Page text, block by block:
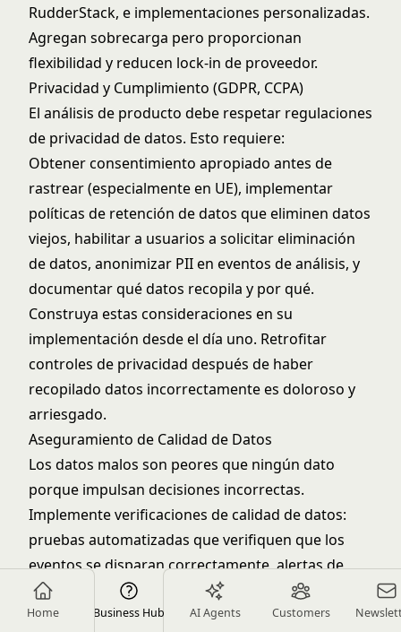
Home Business Hub AI Agents Customers
RudderStack, e implementaciones personalizadas.
Agregan sobrecarga pero proporcionan
flexibilidad y reducen lock-in de proveedor.
Privacidad y Cumplimiento (GDPR, CCPA)
El análisis de producto debe respetar regulaciones
de privacidad de datos. Esto requiere:
Obtener consentimiento apropiado antes de
rastrear (especialmente en UE), implementar
políticas de retención de datos que eliminen datos
viejos, habilitar a usuarios a solicitar eliminación
de datos, anonimizar PII en eventos de análisis, y
documentar qué datos recopila y por qué.
Construya estas consideraciones en su
implementación desde el día uno. Retrofitar
controles de privacidad después de haber
recopilado datos incorrectamente es doloroso y
arriesgado.
Aseguramiento de Calidad de Datos
Los datos malos son peores que ningún dato
porque impulsan decisiones incorrectas.
Implemente verificaciones de calidad de datos:
pruebas automatizadas que verifiquen que los
eventos se disparan correctamente, alertas de
dashboard para volúmenes anormales de
eventos, auditorías regulares comparando datos